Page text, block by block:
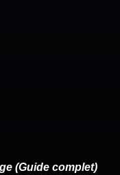
(Guide complet)